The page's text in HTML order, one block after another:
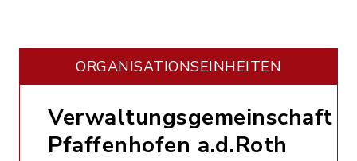
ORGANISATIONS­EINHEITEN
Verwaltungsgemeinschaft
Pfaffenhofen a.d.Roth